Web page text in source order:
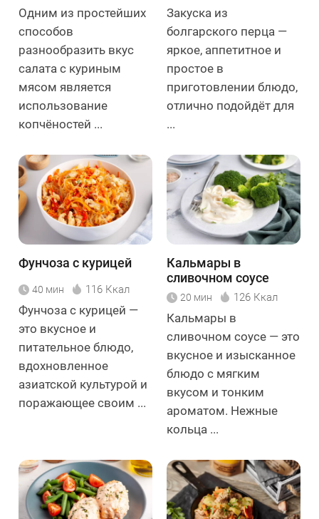
Одним из простейших
способов
разнообразить вкус
салата с куриным
мясом является
использование
копчёностей ...
Закуска из
болгарского перца —
яркое, аппетитное и
простое в
приготовлении блюдо,
отлично подойдёт для
...
Фунчоза с курицей
40 мин 116 Ккал
Фунчоза с курицей —
это вкусное и
питательное блюдо,
вдохновленное
азиатской культурой и
поражающее своим ...
Кальмары в
сливочном соусе
20 мин 126 Ккал
Кальмары в
сливочном соусе — это
вкусное и изысканное
блюдо с мягким
вкусом и тонким
ароматом. Нежные
кольца ...